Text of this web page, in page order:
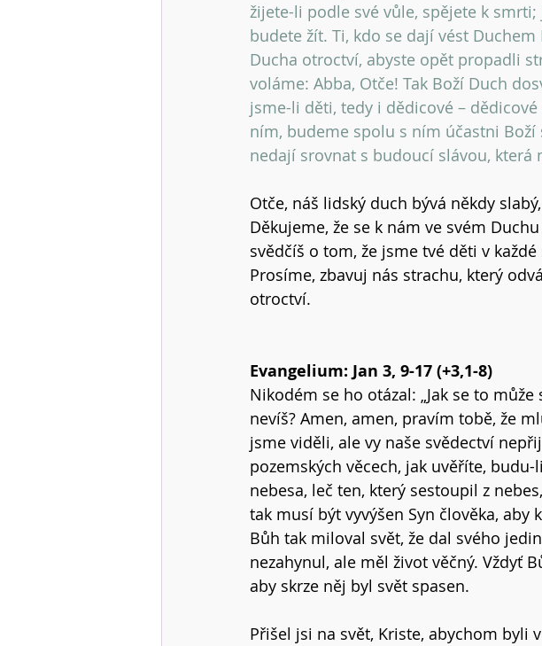
žijete-li podle své vůle, spějete k
budete žít. Ti, kdo se dají vést
Ducha otroctví, abyste opět propadli
voláme: Abba, Otče! Tak Boží Duch
jsme-li děti, tedy i dědicové –
ním, budeme spolu s ním účastni
nedají srovnat s budoucí slávou, která
Otče, náš lidský duch bývá někdy
Děkujeme, že se k nám ve svém
svědčíš o tom, že jsme tvé děti v
Prosíme, zbavuj nás strachu, který
otroctví.
Evangelium: Jan 3, 9-17 (+3,1-8)
Nikodém se ho otázal: „Jak se to
nevíš? Amen, amen, pravím tobě, že
jsme viděli, ale vy naše svědectví
pozemských věcech, jak uvěříte,
nebesa, leč ten, který sestoupil z
tak musí být vyvýšen Syn člověka, aby
Bůh tak miloval svět, že dal svého
nezahynul, ale měl život věčný. Vždyť
aby skrze něj byl svět spasen.
Přišel jsi na svět, Kriste, abychom byli